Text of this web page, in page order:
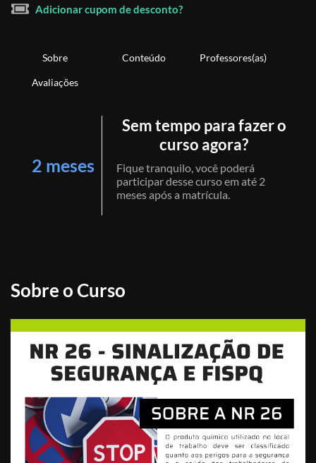
Adicionar cupom de desconto?
Sobre Conteúdo Professores(as)
Avaliações
2 meses
Sem tempo para fazer o
curso agora?
Fique tranquilo, você poderá
participar desse curso em até 2
meses após a matrícula.
Sobre o Curso